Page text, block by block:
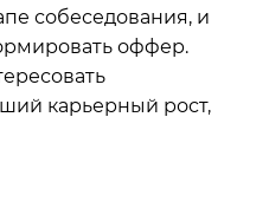
собеседования, и
оффер.
карьерный рост,